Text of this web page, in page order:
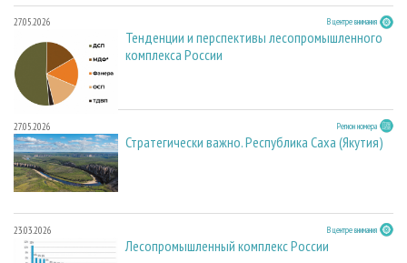
27.05.2026 В центре внимания
Тенденции и перспективы лесопромышленного
комплекса России
27.05.2026 Регион номера
Стратегически важно. Республика Саха (Якутия)
23.03.2026 В центре внимания
Лесопромышленный комплекс России